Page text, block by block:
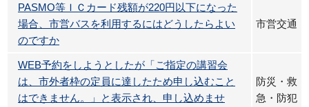
PASMO等ＩＣカード残額が220円以下になった
場合、市営バスを利用するにはどうしたらよい
のですか
市営交通
WEB予約をしようとしたが「ご指定の講習会
は、市外者枠の定員に達したため申し込むこと
はできません。」と表示され、申し込めませ
防災・救
急・防犯